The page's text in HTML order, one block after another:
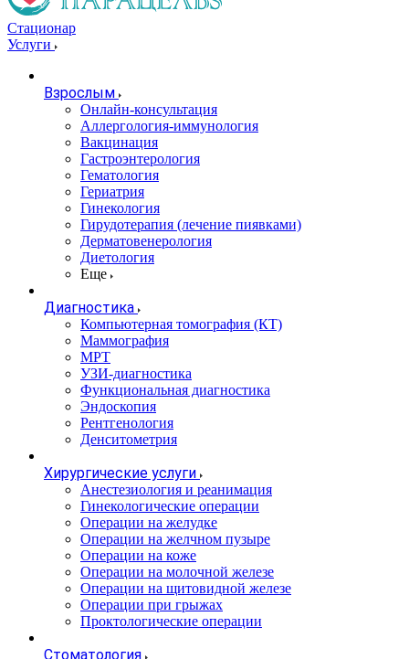
Стационар
Услуги
Взрослым
Онлайн-консультация
Аллергология-иммунология
Вакцинация
Гастроэнтерология
Гематология
Гериатрия
Гинекология
Гирудотерапия (лечение пиявками)
Дерматовенерология
Диетология
Еще
Диагностика
Компьютерная томография (КТ)
Маммография
МРТ
УЗИ-диагностика
Функциональная диагностика
Эндоскопия
Рентгенология
Денситометрия
Хирургические услуги
Анестезиология и реанимация
Гинекологические операции
Операции на желудке
Операции на желчном пузыре
Операции на коже
Операции на молочной железе
Операции на щитовидной железе
Операции при грыжах
Проктологические операции
Стоматология